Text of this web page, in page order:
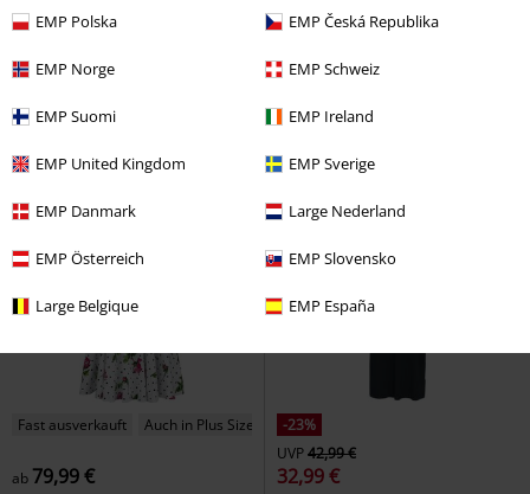
EMP Polska EMP Česká Republika
EMP Norge EMP Schweiz
EMP Suomi EMP Ireland
EMP United Kingdom EMP Sverige
EMP Danmark Large Nederland
EMP Österreich EMP Slovensko
Large Belgique EMP España
29,99 €
Another Dimension
by EMP
Mittellanges Kleid
ab59,99 €
Hope Floral Swing Dress
London
Mittellanges Kleid
Fast ausverkauft Auch in Plus Size
ab 79,99 €
-23%
UVP42,99 €
32,99 €